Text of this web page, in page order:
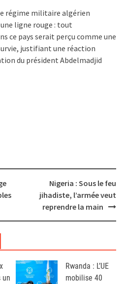
régime militaire algérien
ligne rouge : tout
ce pays serait perçu comme une
justifiant une réaction
du président Abdelmadjid
Nigeria : Sous le feu
jihadiste, l’armée veut
reprendre la main
un
Rwanda : L’UE
mobilise 40